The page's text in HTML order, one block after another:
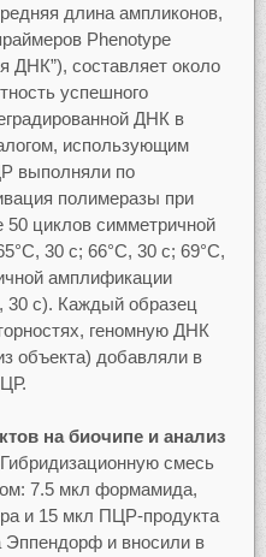
длина ампликонов,
Рhenotype
ДНК”), составляет около
успешного
ДНК в
использующим
выполняли по
полимеразы при
50 циклов симметричной
30 с; 66°С, 30 с; 69°С,
амплификации
30 с). Каждый образец
геномную ДНК
объекта) добавляли в
на биочипе и анализ
смесь
7.5 мкл формамида,
и 15 мкл ПЦР-продукта
Эппендорф и вносили в